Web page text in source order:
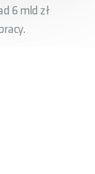
6 mld zł